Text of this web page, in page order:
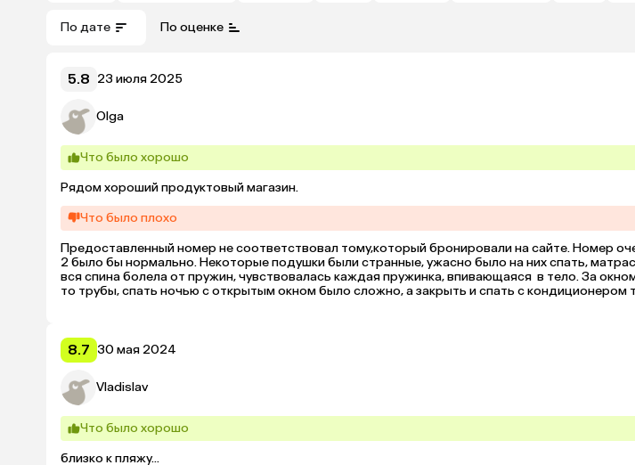
По дате По оценке
5.8 23 июля 2025
Olga
Что было хорошо
Рядом хороший продуктовый магазин.
Что было плохо
Предоставленный номер не соответствовал тому,который бронировали на сайте. Номер
2 было бы нормально. Некоторые подушки были странные, ужасно было на них спать,
вся спина болела от пружин, чувствовалась каждая пружинка, впивающаяся  в тело. За
то трубы, спать ночью с открытым окном было сложно, а закрыть и спать с кондиционером
8.7 30 мая 2024
Vladislav
Что было хорошо
близко к пляжу...